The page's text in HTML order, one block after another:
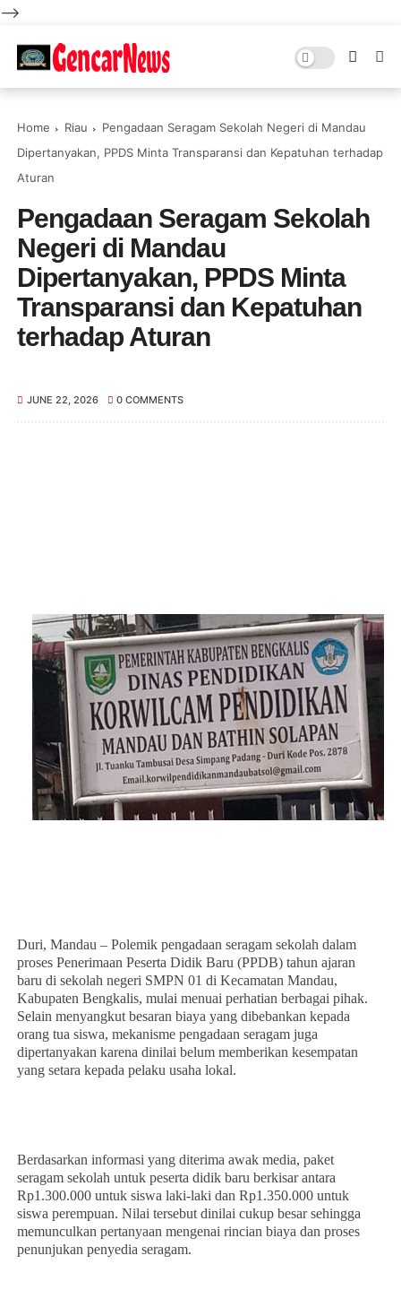
-->
Home Riau
Pengadaan Seragam Sekolah Negeri di Mandau
Dipertanyakan, PPDS Minta Transparansi dan Kepatuhan terhadap
Aturan
Pengadaan Seragam Sekolah
Negeri di Mandau
Dipertanyakan, PPDS Minta
Transparansi dan Kepatuhan
terhadap Aturan
JUNE 22, 2026 0 COMMENTS
Duri, Mandau – Polemik pengadaan seragam sekolah dalam
proses Penerimaan Peserta Didik Baru (PPDB) tahun ajaran
baru di sekolah negeri SMPN 01 di Kecamatan Mandau,
Kabupaten Bengkalis, mulai menuai perhatian berbagai pihak.
Selain menyangkut besaran biaya yang dibebankan kepada
orang tua siswa, mekanisme pengadaan seragam juga
dipertanyakan karena dinilai belum memberikan kesempatan
yang setara kepada pelaku usaha lokal.
Berdasarkan informasi yang diterima awak media, paket
seragam sekolah untuk peserta didik baru berkisar antara
Rp1.300.000 untuk siswa laki-laki dan Rp1.350.000 untuk
siswa perempuan. Nilai tersebut dinilai cukup besar sehingga
memunculkan pertanyaan mengenai rincian biaya dan proses
penunjukan penyedia seragam.